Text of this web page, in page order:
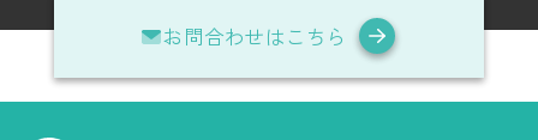
お問合わせはこちら